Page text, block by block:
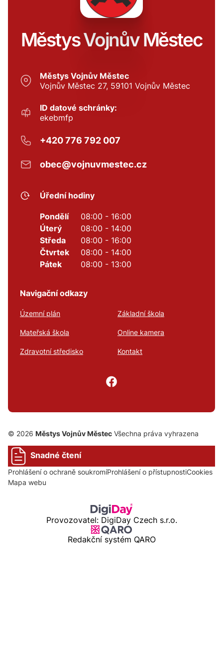
Městys Vojnův Městec
Městys Vojnův Městec
Vojnův Městec 27, 59101 Vojnův Městec
ID datové schránky:
ekebmfp
+420 776 792 007
obec@vojnuvmestec.cz
Úřední hodiny
Pondělí
08:00 - 16:00
Úterý
08:00 - 14:00
Středa
08:00 - 16:00
Čtvrtek
08:00 - 14:00
Pátek
08:00 - 13:00
Navigační odkazy
Územní plán Základní škola
Mateřská škola Online kamera
Zdravotní středisko Kontakt
© 2026 Městys Vojnův Městec Všechna práva vyhrazena
Snadné čtení
Prohlášení o ochraně soukromíProhlášení o přístupnostiCookies
Mapa webu
Provozovatel: DigiDay Czech s.r.o.
Redakční systém QARO